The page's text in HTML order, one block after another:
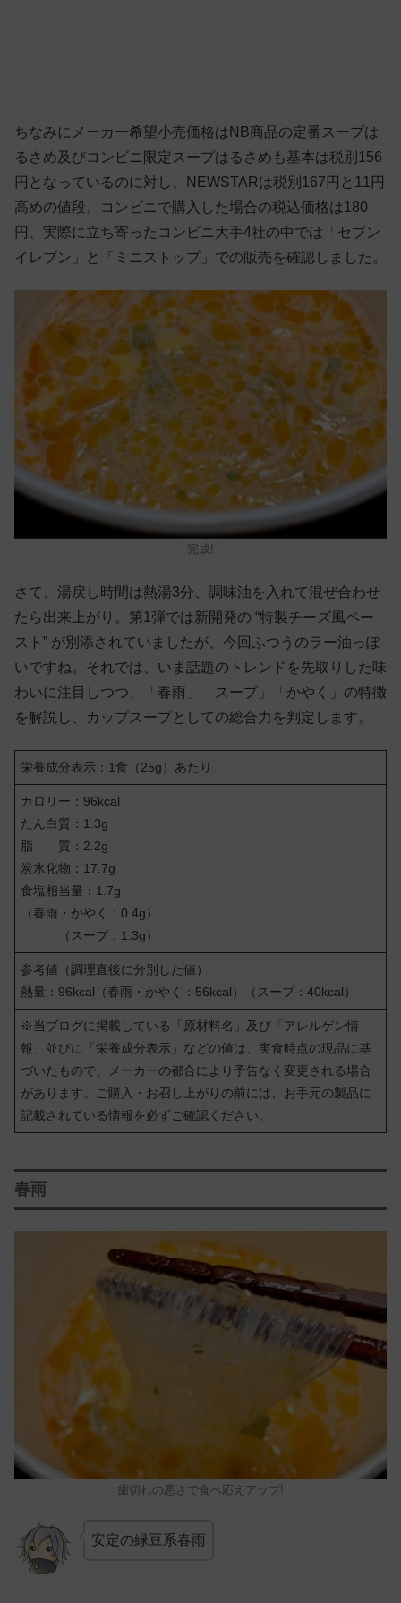
ちなみにメーカー希望小売価格はNB商品の定番スープは
るさめ及びコンビニ限定スープはるさめも基本は税別156
円となっているのに対し、NEWSTARは税別167円と11円
高めの値段。コンビニで購入した場合の税込価格は180
円、実際に立ち寄ったコンビニ大手4社の中では「セブン
イレブン」と「ミニストップ」での販売を確認しました。
完成!
さて、湯戻し時間は熱湯3分、調味油を入れて混ぜ合わせ
たら出来上がり。第1弾では新開発の “特製チーズ風ペー
スト” が別添されていましたが、今回ふつうのラー油っぽ
いですね。それでは、いま話題のトレンドを先取りした味
わいに注目しつつ、「春雨」「スープ」「かやく」の特徴
を解説し、カップスープとしての総合力を判定します。
栄養成分表示：1食（25g）あたり
カロリー：96kcal
たん白質：1.3g
脂 質：2.2g
炭水化物：17.7g
食塩相当量：1.7g
（春雨・かやく：0.4g）
（スープ：1.3g）
参考値（調理直後に分別した値）
熱量：96kcal（春雨・かやく：56kcal）（スープ：40kcal）
※当ブログに掲載している「原材料名」及び「アレルゲン情
報」並びに「栄養成分表示」などの値は、実食時点の現品に基
づいたもので、メーカーの都合により予告なく変更される場合
があります。ご購入・お召し上がりの前には、お手元の製品に
記載されている情報を必ずご確認ください。
春雨
歯切れの悪さで食べ応えアップ!
安定の緑豆系春雨